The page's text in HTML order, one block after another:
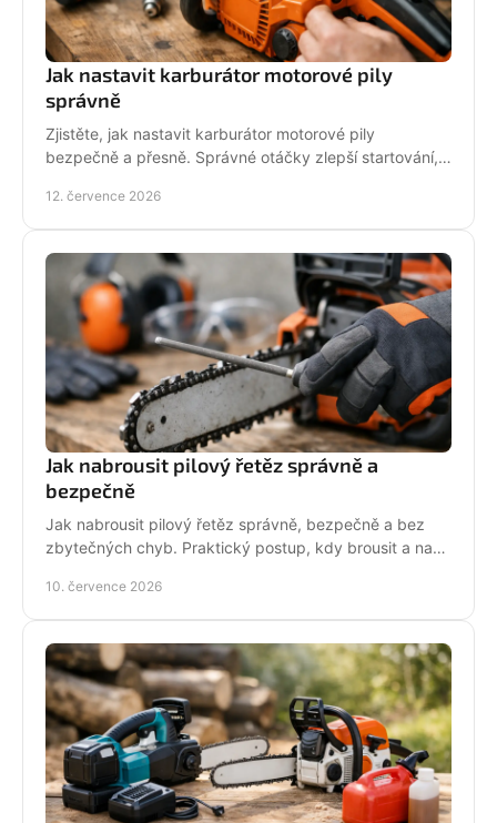
Jak nastavit karburátor motorové pily
správně
Zjistěte, jak nastavit karburátor motorové pily
bezpečně a přesně. Správné otáčky zlepší startování,
12. července 2026
Jak nabrousit pilový řetěz správně a
bezpečně
Jak nabrousit pilový řetěz správně, bezpečně a bez
zbytečných chyb. Praktický postup, kdy brousit a na
10. července 2026